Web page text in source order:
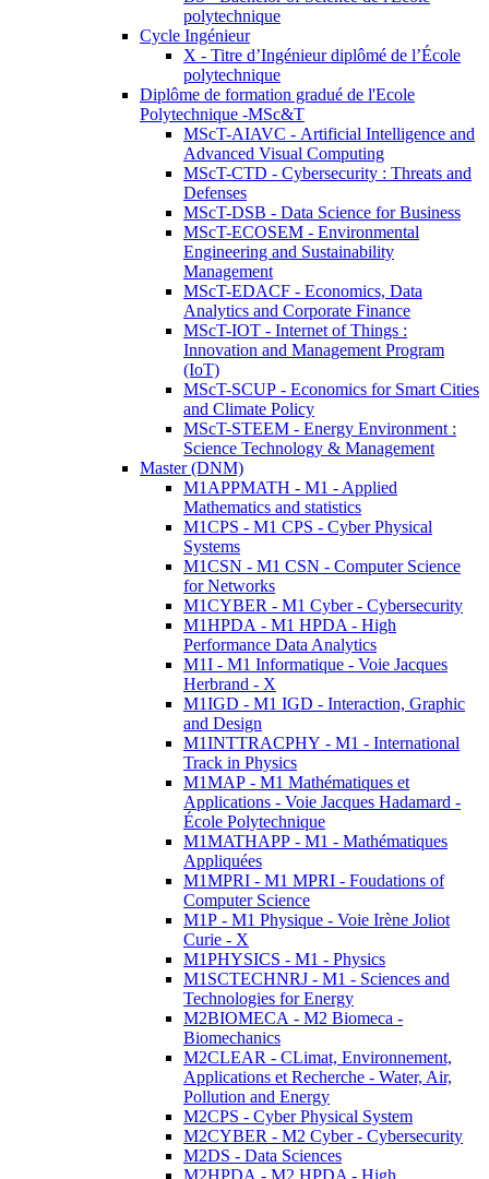
polytechnique
Cycle Ingénieur
X - Titre d’Ingénieur diplômé de l’École
polytechnique
Diplôme de formation gradué de l'Ecole
Polytechnique -MSc&T
MScT-AIAVC - Artificial Intelligence and
Advanced Visual Computing
MScT-CTD - Cybersecurity : Threats and
Defenses
MScT-DSB - Data Science for Business
MScT-ECOSEM - Environmental
Engineering and Sustainability
Management
MScT-EDACF - Economics, Data
Analytics and Corporate Finance
MScT-IOT - Internet of Things :
Innovation and Management Program
(IoT)
MScT-SCUP - Economics for Smart Cities
and Climate Policy
MScT-STEEM - Energy Environment :
Science Technology & Management
Master (DNM)
M1APPMATH - M1 - Applied
Mathematics and statistics
M1CPS - M1 CPS - Cyber Physical
Systems
M1CSN - M1 CSN - Computer Science
for Networks
M1CYBER - M1 Cyber - Cybersecurity
M1HPDA - M1 HPDA - High
Performance Data Analytics
M1I - M1 Informatique - Voie Jacques
Herbrand - X
M1IGD - M1 IGD - Interaction, Graphic
and Design
M1INTTRACPHY - M1 - International
Track in Physics
M1MAP - M1 Mathématiques et
Applications - Voie Jacques Hadamard -
École Polytechnique
M1MATHAPP - M1 - Mathématiques
Appliquées
M1MPRI - M1 MPRI - Foudations of
Computer Science
M1P - M1 Physique - Voie Irène Joliot
Curie - X
M1PHYSICS - M1 - Physics
M1SCTECHNRJ - M1 - Sciences and
Technologies for Energy
M2BIOMECA - M2 Biomeca -
Biomechanics
M2CLEAR - CLimat, Environnement,
Applications et Recherche - Water, Air,
Pollution and Energy
M2CPS - Cyber Physical System
M2CYBER - M2 Cyber - Cybersecurity
M2DS - Data Sciences
M2HPDA - M2 HPDA - High